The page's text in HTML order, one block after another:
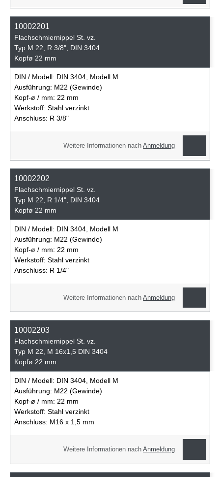
10002201
Flachschmiernippel St. vz.
Typ M 22, R 3/8", DIN 3404
Kopfø 22 mm
DIN / Modell: DIN 3404, Modell M
Ausführung: M22 (Gewinde)
Kopf-ø / mm: 22 mm
Werkstoff: Stahl verzinkt
Anschluss: R 3/8"
Weitere Informationen nachAnmeldung
10002202
Flachschmiernippel St. vz.
Typ M 22, R 1/4", DIN 3404
Kopfø 22 mm
DIN / Modell: DIN 3404, Modell M
Ausführung: M22 (Gewinde)
Kopf-ø / mm: 22 mm
Werkstoff: Stahl verzinkt
Anschluss: R 1/4"
Weitere Informationen nachAnmeldung
10002203
Flachschmiernippel St. vz.
Typ M 22, M 16x1,5 DIN 3404
Kopfø 22 mm
DIN / Modell: DIN 3404, Modell M
Ausführung: M22 (Gewinde)
Kopf-ø / mm: 22 mm
Werkstoff: Stahl verzinkt
Anschluss: M16 x 1,5 mm
Weitere Informationen nachAnmeldung